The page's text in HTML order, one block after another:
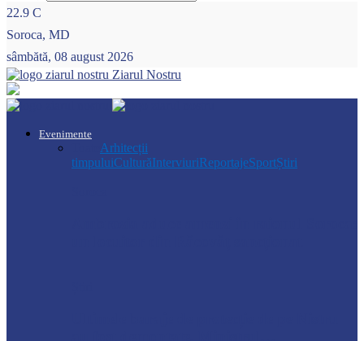
22.9 C
Soroca, MD
sâmbătă, 08 august 2026
Ziarul Nostru
Evenimente
Arhitecții
timpuluiCulturăInterviuriReportajeSportȘtiri